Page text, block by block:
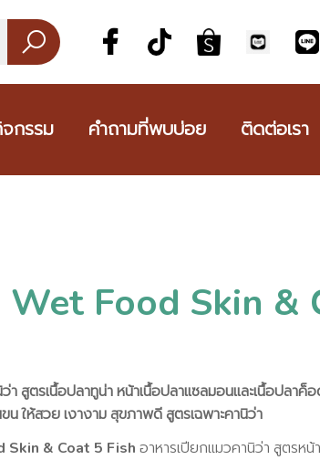
กรรม คำถามที่พบบ่อย ติดต่อเรา
Wet Food Skin &
า สูตรเนื้อปลาทูน่า หน้าเนื้อปลาแซลมอนและเนื้อปลา
น ให้สวย เงางาม สุขภาพดี สูตรเฉพาะคานิว่า
Skin & Coat 5 Fish อาหารเปียกแมวคานิว่า สูตรหน้